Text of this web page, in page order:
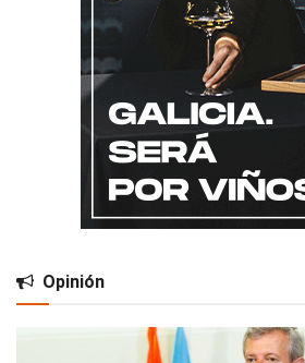
Opinión